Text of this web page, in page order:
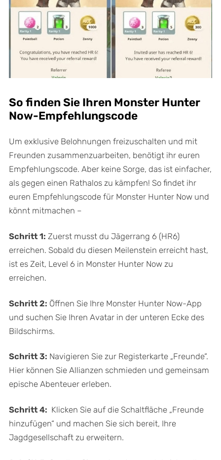
So finden Sie Ihren Monster Hunter
Now-Empfehlungscode
Um exklusive Belohnungen freizuschalten und mit
Freunden zusammenzuarbeiten, benötigt ihr euren
Empfehlungscode. Aber keine Sorge, das ist einfacher,
als gegen einen Rathalos zu kämpfen! So findet ihr
euren Empfehlungscode für Monster Hunter Now und
könnt mitmachen –
Schritt 1: Zuerst musst du Jägerrang 6 (HR6)
erreichen. Sobald du diesen Meilenstein erreicht hast,
ist es Zeit, Level 6 in Monster Hunter Now zu
erreichen.
Schritt 2: Öffnen Sie Ihre Monster Hunter Now-App
und suchen Sie Ihren Avatar in der unteren Ecke des
Bildschirms.
Schritt 3: Navigieren Sie zur Registerkarte „Freunde“.
Hier können Sie Allianzen schmieden und gemeinsam
epische Abenteuer erleben.
Schritt 4: Klicken Sie auf die Schaltfläche „Freunde
hinzufügen“ und machen Sie sich bereit, Ihre
Jagdgesellschaft zu erweitern.